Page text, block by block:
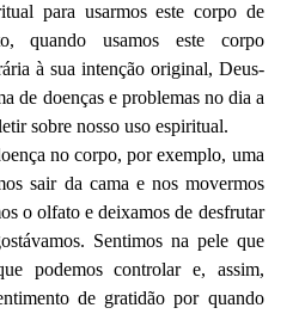
para usarmos este corpo de
quando usamos este corpo
à sua intenção original, Deus-
de doenças e problemas no dia a
sobre nosso uso espiritual.
no corpo, por exemplo, uma
sair da cama e nos movermos
o olfato e deixamos de desfrutar
Sentimos na pele que
podemos controlar e, assim,
de gratidão por quando